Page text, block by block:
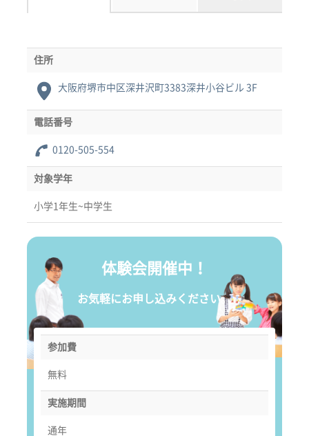
住所
大阪府堺市中区深井沢町3383深井小谷ビル 3F
電話番号
0120-505-554
対象学年
小学1年生~中学生
体験会開催中！
お気軽にお申し込みください。
参加費
無料
実施期間
通年